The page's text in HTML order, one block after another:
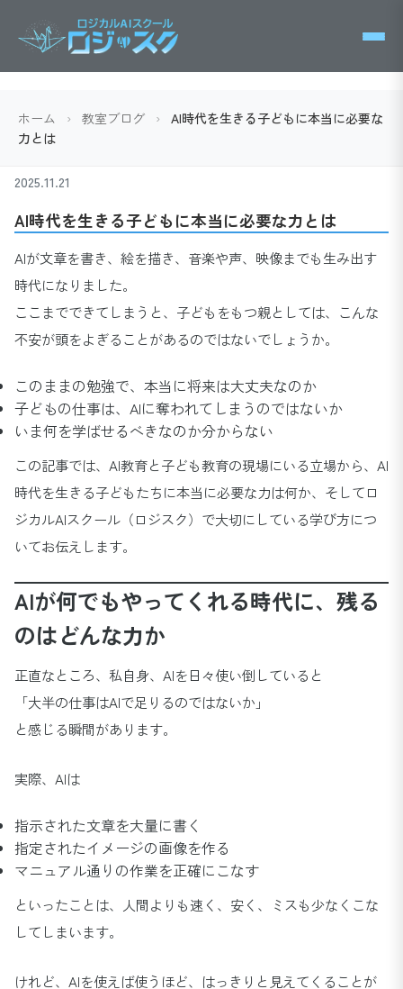
ホーム › 教室ブログ ›
AI時代を生きる子どもに本当に必要な
力とは
2025.11.21
AI時代を生きる子どもに本当に必要な力とは
AIが文章を書き、絵を描き、音楽や声、映像までも生み出す
時代になりました。
ここまでできてしまうと、子どもをもつ親としては、こんな
不安が頭をよぎることがあるのではないでしょうか。
このままの勉強で、本当に将来は大丈夫なのか
子どもの仕事は、AIに奪われてしまうのではないか
いま何を学ばせるべきなのか分からない
この記事では、AI教育と子ども教育の現場にいる立場から、AI
時代を生きる子どもたちに本当に必要な力は何か、そしてロ
ジカルAIスクール（ロジスク）で大切にしている学び方につ
いてお伝えします。
AIが何でもやってくれる時代に、残る
のはどんな力か
正直なところ、私自身、AIを日々使い倒していると
「大半の仕事はAIで足りるのではないか」
と感じる瞬間があります。
実際、AIは
指示された文章を大量に書く
指定されたイメージの画像を作る
マニュアル通りの作業を正確にこなす
といったことは、人間よりも速く、安く、ミスも少なくこな
してしまいます。
けれど、AIを使えば使うほど、はっきりと見えてくることが